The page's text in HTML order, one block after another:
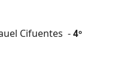
Cifuentes - 4º